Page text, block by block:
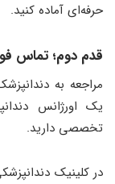
حرفه‌ای آماده کنید.
قدم دوم؛ تماس
مراجعه به
یک اورژانس
تخصصی دارید.
در کلینیک